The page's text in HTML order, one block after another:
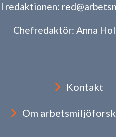
redaktionen:
Chefredaktör: Anna
Kontakt
Om